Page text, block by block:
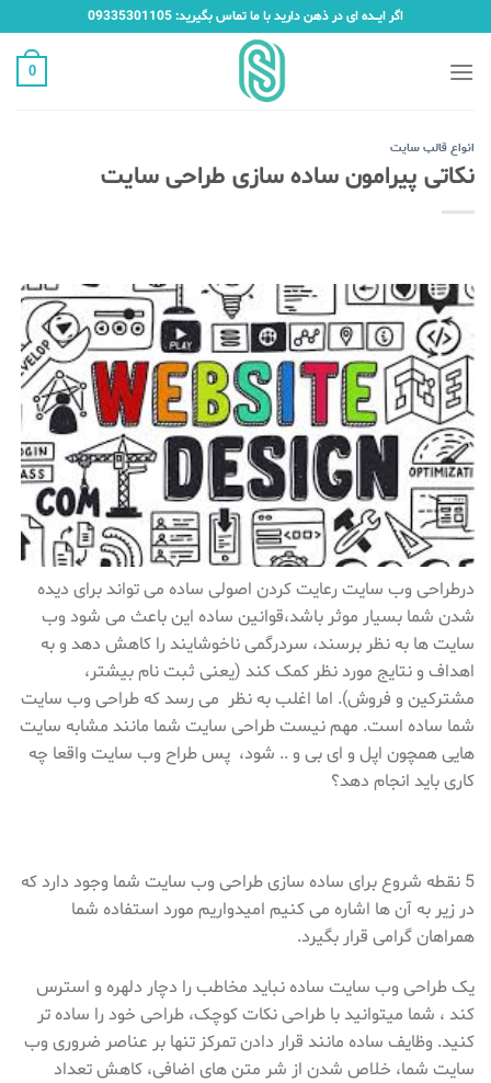
to
content
اگر ایـــده ای در ذهن دارید با ما تماس بگیرید: 09335301105
0
انواع قالب سایت
نکاتی پیرامون ساده سازی طراحی سایت
درطراحی وب سایت رعایت کردن اصولی ساده می تواند برای دیده
شدن شما بسیار موثر باشد،قوانین ساده این باعث می شود وب
سایت ها به نظر برسند، سردرگمی ناخوشایند را کاهش دهد و به
اهداف و نتایج مورد نظر کمک کند (یعنی ثبت نام بیشتر،
مشترکین و فروش). اما اغلب به نظر می رسد که طراحی وب سایت
شما ساده است. مهم نیست طراحی سایت شما مانند مشابه سایت
هایی همچون اپل و ای بی و .. شود، پس طراح وب سایت واقعا چه
کاری باید انجام دهد؟
5 نقطه شروع برای ساده سازی طراحی وب سایت شما وجود دارد که
در زیر به آن ها اشاره می کنیم امیدواریم مورد استفاده شما
همراهان گرامی قرار بگیرد.
یک طراحی وب سایت ساده نباید مخاطب را دچار دلهره و استرس
کند ، شما میتوانید با طراحی نکات کوچک، طراحی خود را ساده تر
کنید. وظایف ساده مانند قرار دادن تمرکز تنها بر عناصر ضروری وب
سایت شما، خلاص شدن از شر متن های اضافی، کاهش تعداد